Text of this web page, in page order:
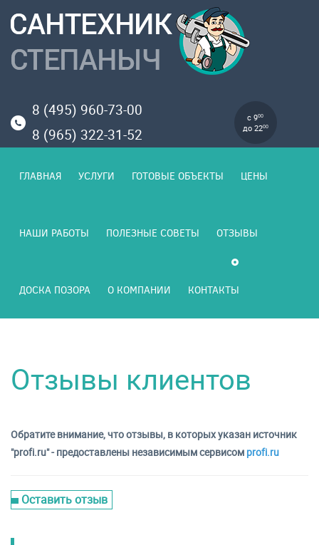
8 (495) 960-73-00
8 (965) 322-31-52
с 900
до 2200
ГЛАВНАЯ УСЛУГИ ГОТОВЫЕ ОБЪЕКТЫ ЦЕНЫ
НАШИ РАБОТЫ ПОЛЕЗНЫЕ СОВЕТЫ ОТЗЫВЫ
ДОСКА ПОЗОРА О КОМПАНИИ КОНТАКТЫ
Отзывы клиентов
Обратите внимание, что отзывы, в которых указан источник
"profi.ru" - предоставлены независимым сервисом profi.ru
Оставить отзыв